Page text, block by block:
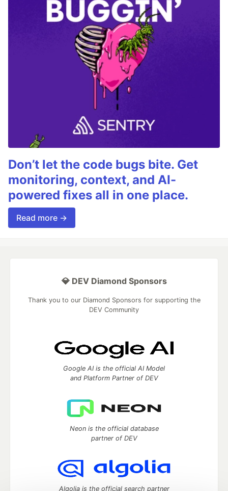
Don’t let the code bugs bite. Get
monitoring, context, and AI-
powered fixes all in one place.
Read more →
💎 DEV Diamond Sponsors
Thank you to our Diamond Sponsors for supporting the
DEV Community
Google AI is the official AI Model
and Platform Partner of DEV
Neon is the official database
partner of DEV
Algolia is the official search partner